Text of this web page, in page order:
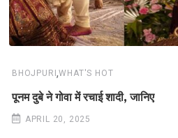
BHOJPURI,WHAT'S HOT
पूनम दुबे ने गोवा में रचाई शादी, जानिए
APRIL 20, 2025